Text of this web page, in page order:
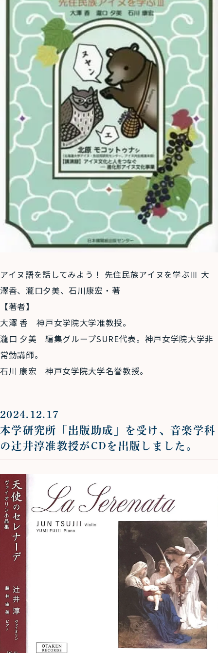
アイヌ語を話してみよう！ 先住民族アイヌを学ぶⅢ 大
澤香、瀧口夕美、石川康宏・著
【著者】
大澤 香 神戸女学院大学准教授。
瀧口 夕美 編集グループSURE代表。神戸女学院大学非
常勤講師。
石川 康宏 神戸女学院大学名誉教授。
2024.12.17
本学研究所「出版助成」を受け、音楽学科
の辻井淳准教授がCDを出版しました。